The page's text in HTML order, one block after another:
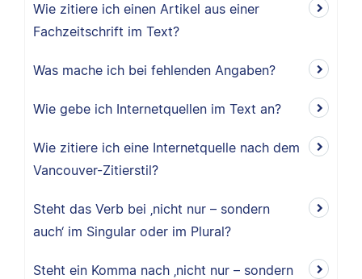
Wie zitiere ich einen Artikel aus einer
Fachzeitschrift im Text?
Was mache ich bei fehlenden Angaben?
Wie gebe ich Internetquellen im Text an?
Wie zitiere ich eine Internetquelle nach dem
Vancouver-Zitierstil?
Steht das Verb bei ‚nicht nur – sondern
auch‘ im Singular oder im Plural?
Steht ein Komma nach ‚nicht nur – sondern